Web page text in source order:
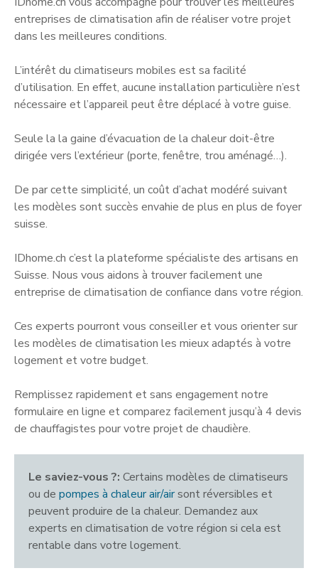
entreprises de climatisation afin de réaliser votre projet
dans les meilleures conditions.
L’intérêt du climatiseurs mobiles est sa facilité
d’utilisation. En effet, aucune installation particulière n’est
nécessaire et l’appareil peut être déplacé à votre guise.
Seule la la gaine d’évacuation de la chaleur doit-être
dirigée vers l’extérieur (porte, fenêtre, trou aménagé…).
De par cette simplicité, un coût d’achat modéré suivant
les modèles sont succès envahie de plus en plus de foyer
suisse.
IDhome.ch c’est la plateforme spécialiste des artisans en
Suisse. Nous vous aidons à trouver facilement une
entreprise de climatisation de confiance dans votre région.
Ces experts pourront vous conseiller et vous orienter sur
les modèles de climatisation les mieux adaptés à votre
logement et votre budget.
Remplissez rapidement et sans engagement notre
formulaire en ligne et comparez facilement jusqu’à 4 devis
de chauffagistes pour votre projet de chaudière.
Le saviez-vous ?: Certains modèles de climatiseurs
ou de pompes à chaleur air/airsont réversibles et
peuvent produire de la chaleur. Demandez aux
experts en climatisation de votre région si cela est
rentable dans votre logement.